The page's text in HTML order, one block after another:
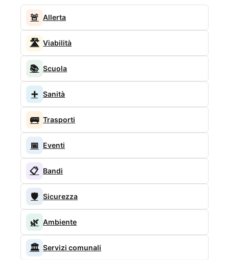
🚨 Allerta
🛣️ Viabilità
📚 Scuola
➕ Sanità
🚌 Trasporti
📅 Eventi
📋 Bandi
🛡️ Sicurezza
🌿 Ambiente
🏛️ Servizi comunali